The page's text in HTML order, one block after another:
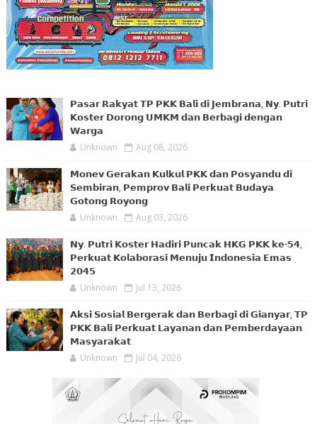
𝗣𝗮𝘀𝗮𝗿 𝗥𝗮𝗸𝘆𝗮𝘁 𝗧𝗣 𝗣𝗞𝗞 𝗕𝗮𝗹𝗶 𝗱𝗶 𝗝𝗲𝗺𝗯𝗿𝗮𝗻𝗮, 𝗡𝘆. 𝗣𝘂𝘁𝗿𝗶
𝗞𝗼𝘀𝘁𝗲𝗿 𝗗𝗼𝗿𝗼𝗻𝗴 𝗨𝗠𝗞𝗠 𝗱𝗮𝗻 𝗕𝗲𝗿𝗯𝗮𝗴𝗶 𝗱𝗲𝗻𝗴𝗮𝗻
𝗪𝗮𝗿𝗴𝗮
Unknown Aug 08, 2026
𝗠𝗼𝗻𝗲𝘃 𝗚𝗲𝗿𝗮𝗸𝗮𝗻 𝗞𝘂𝗹𝗸𝘂𝗹 𝗣𝗞𝗞 𝗱𝗮𝗻 𝗣𝗼𝘀𝘆𝗮𝗻𝗱𝘂 𝗱𝗶
𝗦𝗲𝗺𝗯𝗶𝗿𝗮𝗻, 𝗣𝗲𝗺𝗽𝗿𝗼𝘃 𝗕𝗮𝗹𝗶 𝗣𝗲𝗿𝗸𝘂𝗮𝘁 𝗕𝘂𝗱𝗮𝘆𝗮
𝗚𝗼𝘁𝗼𝗻𝗴 𝗥𝗼𝘆𝗼𝗻𝗴
Unknown Aug 03, 2026
𝗡𝘆. 𝗣𝘂𝘁𝗿𝗶 𝗞𝗼𝘀𝘁𝗲𝗿 𝗛𝗮𝗱𝗶𝗿𝗶 𝗣𝘂𝗻𝗰𝗮𝗸 𝗛𝗞𝗚 𝗣𝗞𝗞 𝗸𝗲-𝟱𝟰,
𝗣𝗲𝗿𝗸𝘂𝗮𝘁 𝗞𝗼𝗹𝗮𝗯𝗼𝗿𝗮𝘀𝗶 𝗠𝗲𝗻𝘂𝗷𝘂 𝗜𝗻𝗱𝗼𝗻𝗲𝘀𝗶𝗮 𝗘𝗺𝗮𝘀
𝟮𝟬𝟰𝟱
Unknown Jul 13, 2026
𝗔𝗸𝘀𝗶 𝗦𝗼𝘀𝗶𝗮𝗹 𝗕𝗲𝗿𝗴𝗲𝗿𝗮𝗸 𝗱𝗮𝗻 𝗕𝗲𝗿𝗯𝗮𝗴𝗶 𝗱𝗶 𝗚𝗶𝗮𝗻𝘆𝗮𝗿, 𝗧𝗣
𝗣𝗞𝗞 𝗕𝗮𝗹𝗶 𝗣𝗲𝗿𝗸𝘂𝗮𝘁 𝗟𝗮𝘆𝗮𝗻𝗮𝗻 𝗱𝗮𝗻 𝗣𝗲𝗺𝗯𝗲𝗿𝗱𝗮𝘆𝗮𝗮𝗻
𝗠𝗮𝘀𝘆𝗮𝗿𝗮𝗸𝗮𝘁
Unknown Jul 04, 2026